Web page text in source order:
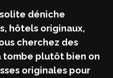
déniche
hôtels originaux,
cherchez des
tombe plutôt bien on
originales pour